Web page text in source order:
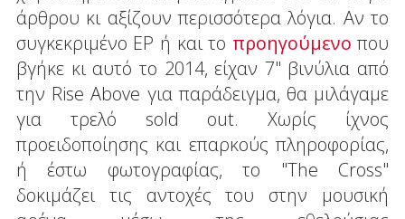
άρθρου κι αξίζουν περισσότερα λόγια. Αν το
συγκεκριμένο EP ή και το προηγούμενο που
βγήκε κι αυτό το 2014, είχαν 7" βινύλια από
την Rise Above για παράδειγμα, θα μιλάγαμε
για τρελό sold out. Χωρίς ίχνος
προειδοποίησης και επαρκούς πληροφορίας,
ή έστω φωτογραφίας, το "The Cross"
δοκιμάζει τις αντοχές του στην μουσική